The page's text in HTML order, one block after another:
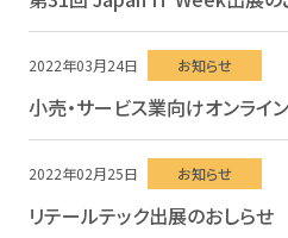
2022年03月24日 お知らせ
小売・サービス業向けオンライ
2022年02月25日 お知らせ
リテールテック出展のおしらせ